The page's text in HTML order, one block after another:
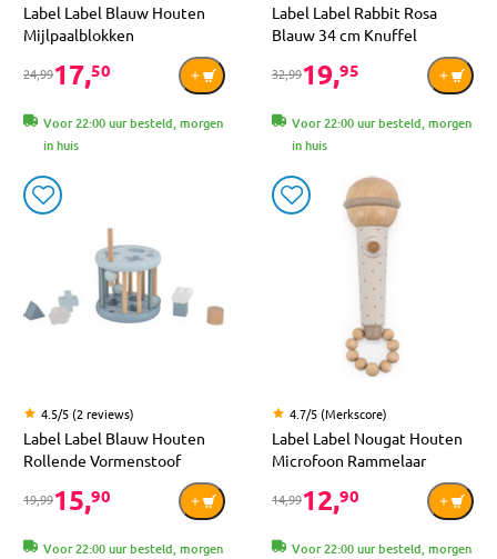
Label Label Blauw Houten
Mijlpaalblokken
24,9917,50
Voor 22:00 uur besteld, morgen
in huis
Label Label Rabbit Rosa
Blauw 34 cm Knuffel
32,9919,95
Voor 22:00 uur besteld, morgen
in huis
4.5/5 (2 reviews)
Label Label Blauw Houten
Rollende Vormenstoof
19,9915,90
Voor 22:00 uur besteld, morgen
4.7/5 (Merkscore)
Label Label Nougat Houten
Microfoon Rammelaar
14,9912,90
Voor 22:00 uur besteld, morgen